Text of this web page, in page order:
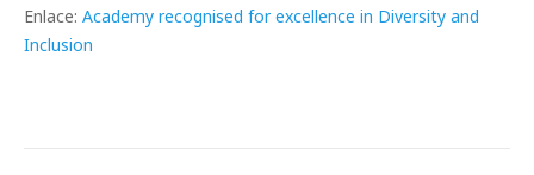
Enlace: Academy recognised for excellence in Diversity and
Inclusion